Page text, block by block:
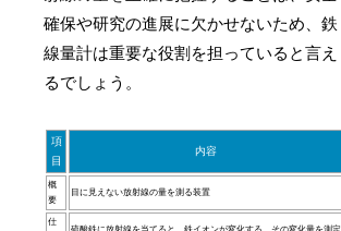
確保や研究の進展に欠かせないため、鉄
線量計は重要な役割を担っていると言え
るでしょう。
項
目
内容
概
要
目に見えない放射線の量を測る装置
仕